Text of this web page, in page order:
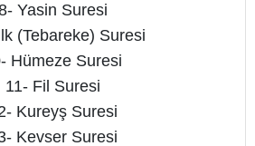
Yasin Suresi
(Tebareke) Suresi
Hümeze Suresi
11- Fil Suresi
Kureyş Suresi
Kevser Suresi